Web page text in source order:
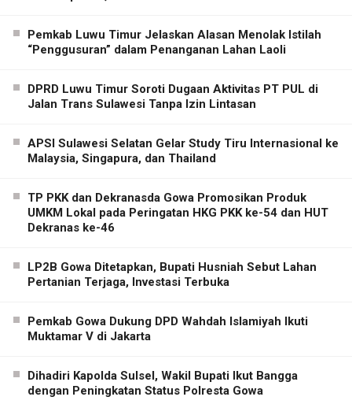
Pemkab Luwu Timur Jelaskan Alasan Menolak Istilah
“Penggusuran” dalam Penanganan Lahan Laoli
DPRD Luwu Timur Soroti Dugaan Aktivitas PT PUL di
Jalan Trans Sulawesi Tanpa Izin Lintasan
APSI Sulawesi Selatan Gelar Study Tiru Internasional ke
Malaysia, Singapura, dan Thailand
TP PKK dan Dekranasda Gowa Promosikan Produk
UMKM Lokal pada Peringatan HKG PKK ke-54 dan HUT
Dekranas ke-46
LP2B Gowa Ditetapkan, Bupati Husniah Sebut Lahan
Pertanian Terjaga, Investasi Terbuka
Pemkab Gowa Dukung DPD Wahdah Islamiyah Ikuti
Muktamar V di Jakarta
Dihadiri Kapolda Sulsel, Wakil Bupati Ikut Bangga
dengan Peningkatan Status Polresta Gowa